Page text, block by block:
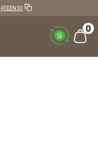
ATEEN10
0